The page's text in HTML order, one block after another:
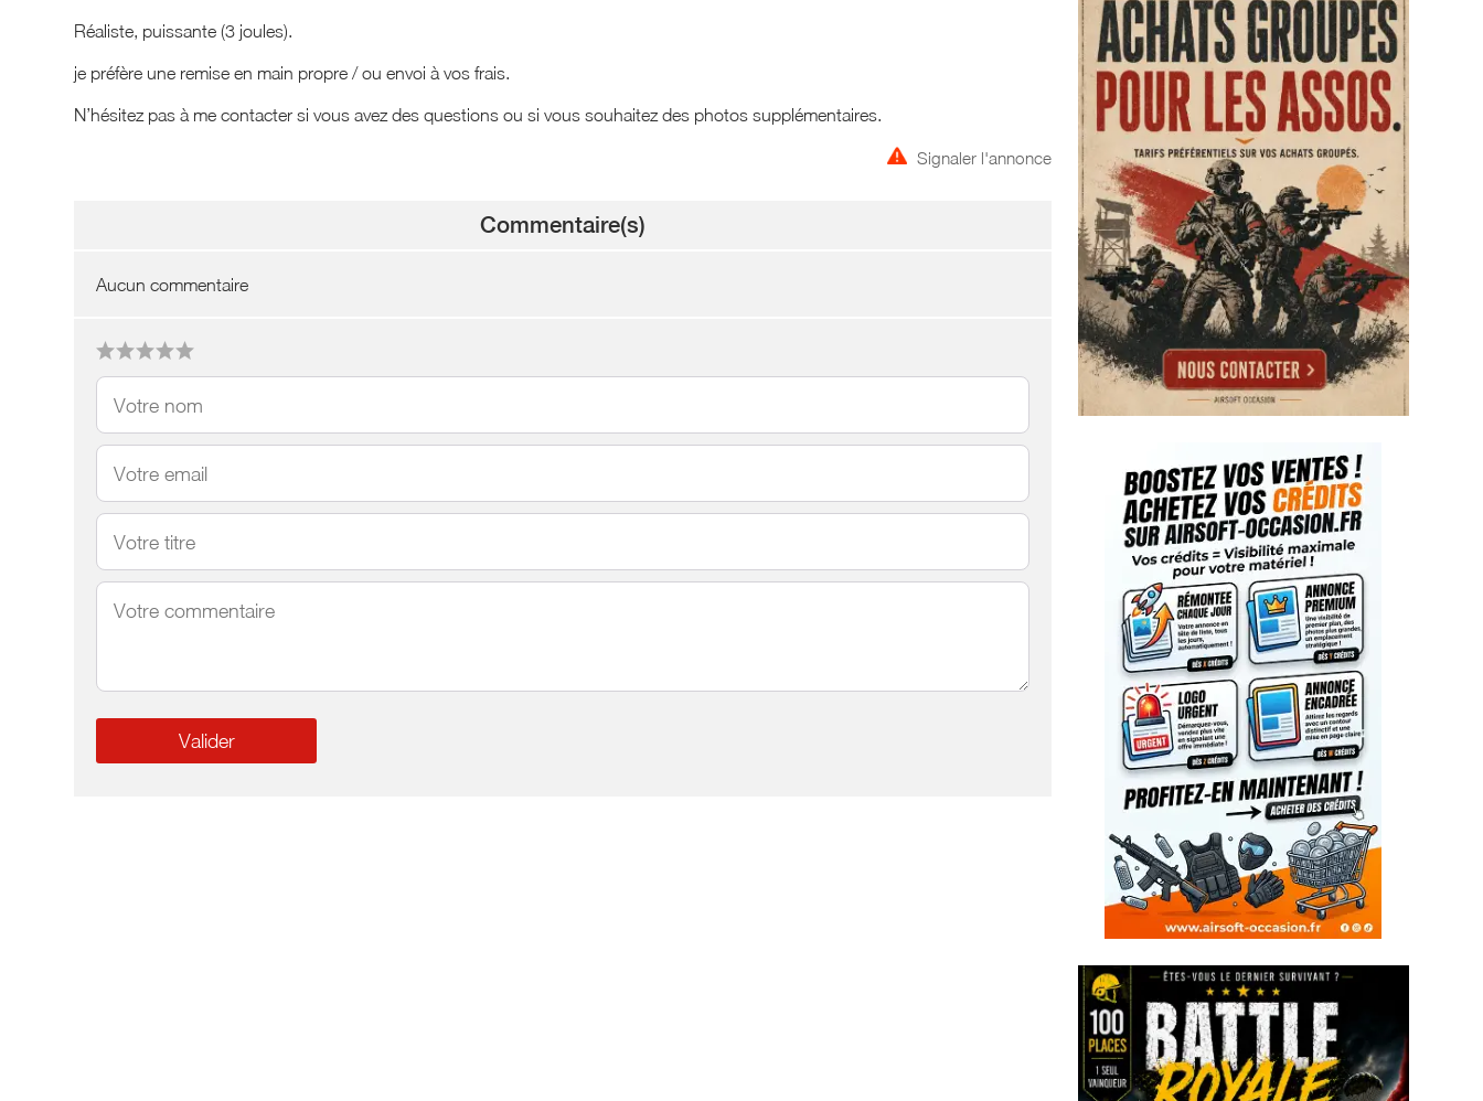
Réaliste, puissante (3 joules).
je préfère une remise en main propre / ou envoi à vos frais.
N’hésitez pas à me contacter si vous avez des questions ou si vous souhaitez des photos supplémentaires.
Signaler l'annonce
Commentaire(s)
Aucun commentaire